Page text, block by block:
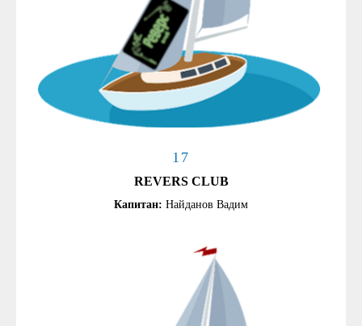
17
REVERS CLUB
Капитан: Найданов Вадим